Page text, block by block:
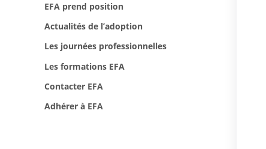
EFA prend position
Actualités de l’adoption
Les journées professionnelles
Les formations EFA
Contacter EFA
Adhérer à EFA